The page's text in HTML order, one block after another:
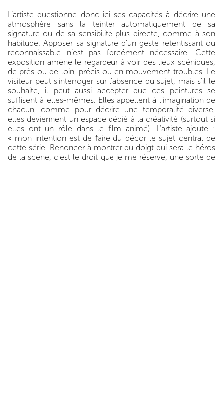
L’artiste questionne donc ici ses capacités à décrire une
atmosphère sans la teinter automatiquement de sa
signature ou de sa sensibilité plus directe, comme à son
habitude. Apposer sa signature d’un geste retentissant ou
reconnaissable n’est pas forcément nécessaire. Cette
exposition amène le regardeur à voir des lieux scéniques,
de près ou de loin, précis ou en mouvement troubles. Le
visiteur peut s'interroger sur l'absence du sujet, mais s'il le
souhaite, il peut aussi accepter que ces peintures se
suffisent à elles-mêmes. Elles appellent à l’imagination de
chacun, comme pour décrire une temporalité diverse,
elles deviennent un espace dédié à la créativité (surtout si
elles ont un rôle dans le film animé). L’artiste ajoute :
« mon intention est de faire du décor le sujet central de
cette série. Renoncer à montrer du doigt qui sera le héros
de la scène, c’est le droit que je me réserve, une sorte de